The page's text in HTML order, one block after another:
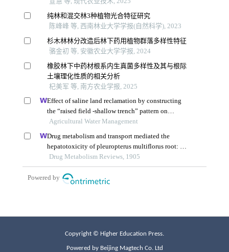
Copyright © Higher Education Press.
Powered by Beijing Magtech Co. Ltd